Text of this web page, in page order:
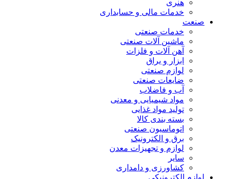
هنری
خدمات مالی و حسابداری
صنعت
خدمات صنعتی
ماشین آلات صنعتی
آهن آلات و فلزات
ابزار و یراق
لوازم صنعتی
ضایعات صنعتی
آب و فاضلاب
مواد شیمیایی و معدنی
تولید مواد غذایی
بسته بندی کالا
اتوماسیون صنعتی
برق و الکترونیک
لوازم و تجهیزات معدن
سایر
کشاورزی و دامداری